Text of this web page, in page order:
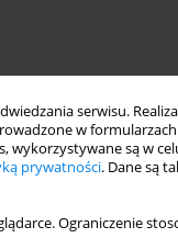
serwisu.
w
wykorzystywane są w
prywatności. Dane są
Ograniczenie